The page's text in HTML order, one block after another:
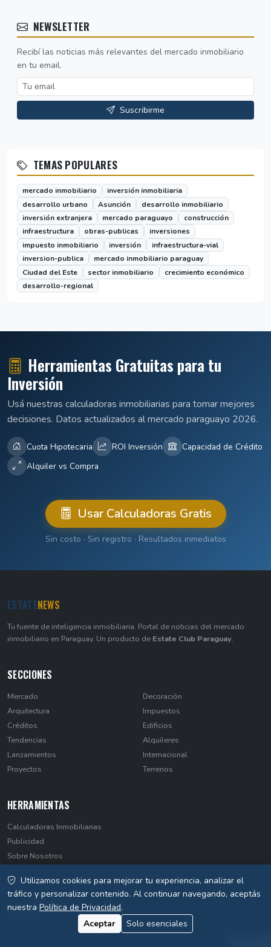
NEWSLETTER
Recibí las noticias más relevantes del mercado inmobiliario
en tu email.
Suscribirme
TEMAS POPULARES
mercado inmobiliario
inversión inmobiliaria
desarrollo urbano
Asunción
desarrollo inmobiliario
inversión extranjera
mercado paraguayo
construcción
infraestructura
obras-publicas
inversiones
impuesto inmobiliario
inversión
infraestructura-vial
inversion-publica
mercado inmobiliario paraguay
Ciudad del Este
sector inmobiliario
crecimiento económico
desarrollo-regional
Herramientas Gratuitas para tu
Inversión
Usá nuestras calculadoras inmobiliarias para tomar mejores
decisiones. Datos actualizados al mercado paraguayo 2026.
Cuota Hipotecaria ROI Inversión
Capacidad de Crédito
Alquiler vs Compra
Usar Calculadoras Gratis
Sin costo · Sin registro · Resultados inmediatos
ESTATENEWS
Tu fuente de inteligencia inmobiliaria. Portal de noticias del mercado
inmobiliario en Paraguay. Un producto de Estate Club Paraguay.
SECCIONES
Mercado
Arquitectura
Créditos
Tendencias
Lanzamientos
Proyectos
Decoración
Impuestos
Edificios
Alquileres
Internacional
Terrenos
HERRAMIENTAS
Calculadoras Inmobiliarias
Publicidad
Sobre Nosotros
Privacidad
Utilizamos cookies para mejorar tu experiencia, analizar el
tráfico y personalizar contenido. Al continuar navegando, aceptás
nuestra Política de Privacidad.
Aceptar
Solo esenciales